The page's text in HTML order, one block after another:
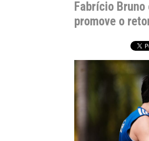
Fabrício
promove o